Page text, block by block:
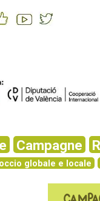
Campagne
globale e locale